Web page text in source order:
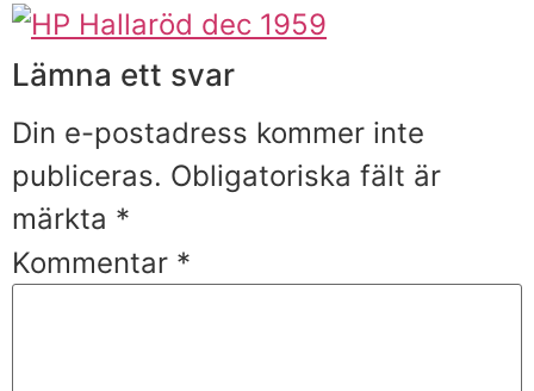
Lämna ett svar
Din e-postadress kommer inte
publiceras. Obligatoriska fält är
märkta *
Kommentar *